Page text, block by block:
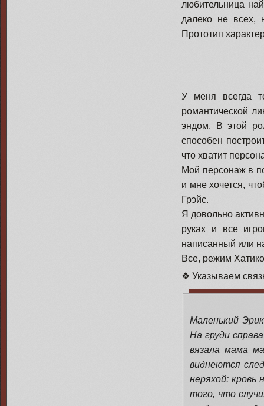
любительница
далеко не всех,
Прототип
У меня всегда
романтической
эндом. В этой
способен
что хватит
Мой персонаж в
и мне хочется,
Грэйс.
Я довольно
руках и все
написанный или
Все, режим
❖ Указываем
Маленький
На груди
вязала мама
виднеются
неряхой:
того, что